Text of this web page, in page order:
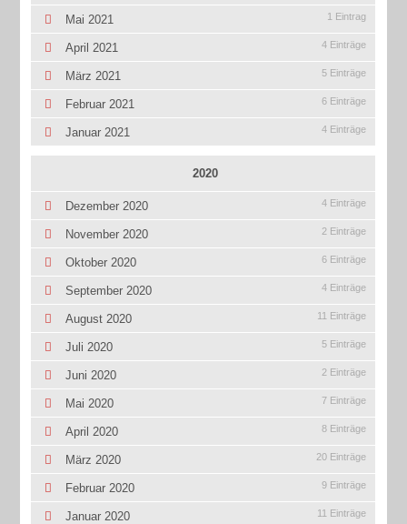
Mai 2021 1 Eintrag
April 2021 4 Einträge
März 2021 5 Einträge
Februar 2021 6 Einträge
Januar 2021 4 Einträge
2020
Dezember 2020 4 Einträge
November 2020 2 Einträge
Oktober 2020 6 Einträge
September 2020 4 Einträge
August 2020 11 Einträge
Juli 2020 5 Einträge
Juni 2020 2 Einträge
Mai 2020 7 Einträge
April 2020 8 Einträge
März 2020 20 Einträge
Februar 2020 9 Einträge
Januar 2020 11 Einträge